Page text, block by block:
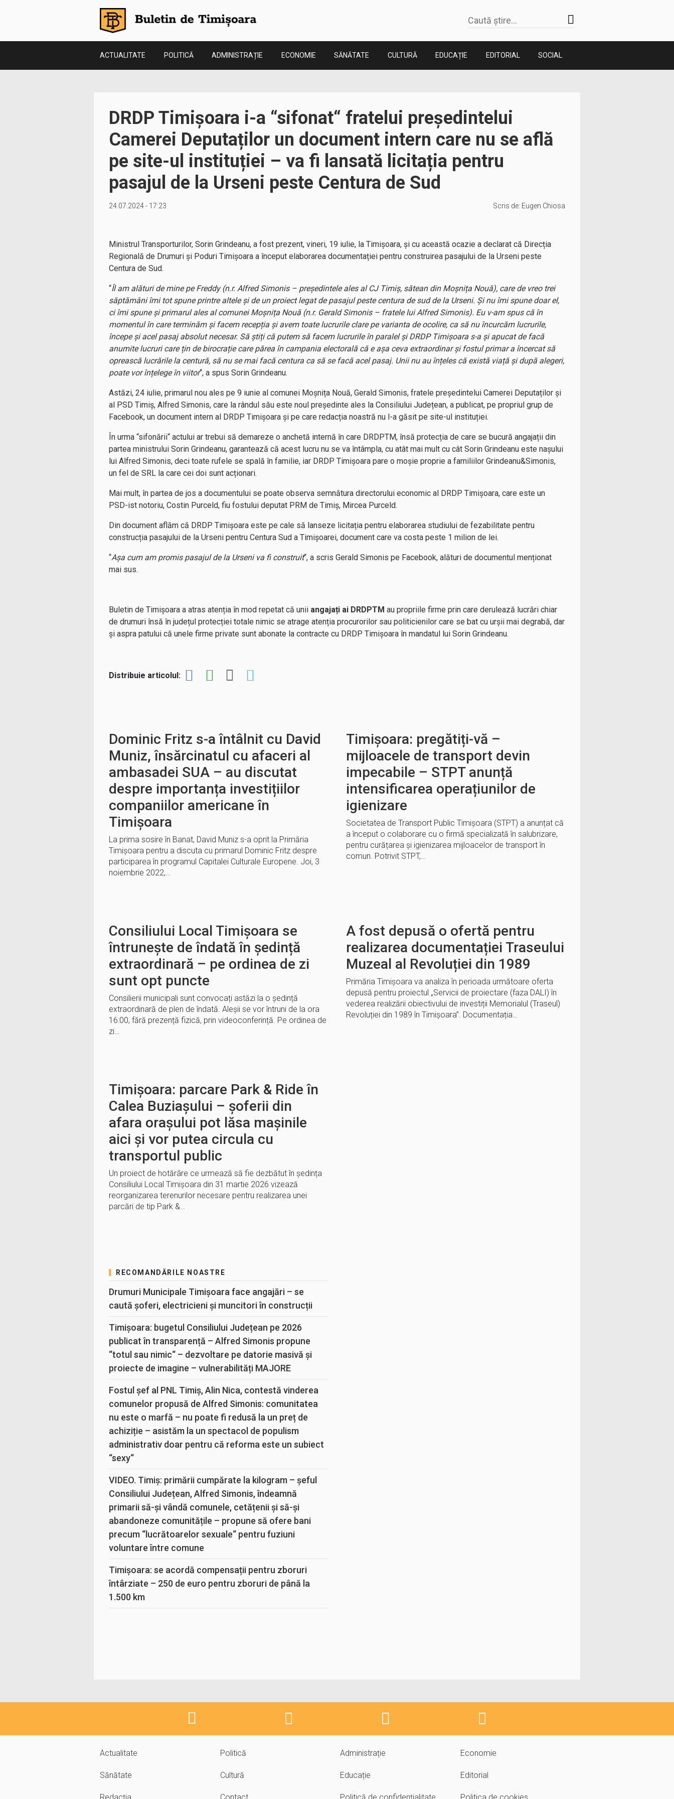
ACTUALITATE POLITICĂ ADMINISTRAȚIE ECONOMIE SĂNĂTATE CULTURĂ EDUCAȚIE EDITORIAL SOCIAL
DRDP Timișoara i-a “sifonat“ fratelui președintelui
Camerei Deputaților un document intern care nu se află
pe site-ul instituției – va fi lansată licitația pentru
pasajul de la Urseni peste Centura de Sud
24.07.2024 - 17:23 Scris de: Eugen Chiosa
Ministrul Transporturilor, Sorin Grindeanu, a fost prezent, vineri, 19 iulie, la Timișoara, și cu această ocazie a declarat că Direcția
Regională de Drumuri și Poduri Timișoara a început elaborarea documentației pentru construirea pasajului de la Urseni peste
Centura de Sud.
“Îl am alături de mine pe Freddy (n.r. Alfred Simonis – președintele ales al CJ Timiș, sătean din Moșnița Nouă), care de vreo trei
săptămâni îmi tot spune printre altele și de un proiect legat de pasajul peste centura de sud de la Urseni. Și nu îmi spune doar el,
ci îmi spune și primarul ales al comunei Moșnița Nouă (n.r. Gerald Simonis – fratele lui Alfred Simonis). Eu v-am spus că în
momentul în care terminăm și facem recepția și avem toate lucrurile clare pe varianta de ocolire, ca să nu încurcăm lucrurile,
începe și acel pasaj absolut necesar. Să știți că putem să facem lucrurile în paralel și DRDP Timișoara s-a și apucat de facă
anumite lucruri care țin de birocrație care părea în campania electorală că e așa ceva extraordinar și fostul primar a încercat să
oprească lucrările la centură, să nu se mai facă centura ca să se facă acel pasaj. Unii nu au înțeles că există viață și după alegeri,
poate vor înțelege în viitor“, a spus Sorin Grindeanu.
Astăzi, 24 iulie, primarul nou ales pe 9 iunie al comunei Moșnița Nouă, Gerald Simonis, fratele președintelui Camerei Deputaților și
al PSD Timiș, Alfred Simonis, care la rândul său este noul președinte ales la Consiliului Județean, a publicat, pe propriul grup de
Facebook, un document intern al DRDP Timișoara și pe care redacția noastră nu l-a găsit pe site-ul instituției.
În urma “sifonării“ actului ar trebui să demareze o anchetă internă în care DRDPTM, însă protecția de care se bucură angajații din
partea ministrului Sorin Grindeanu, garantează că acest lucru nu se va întâmpla, cu atât mai mult cu cât Sorin Grindeanu este nașului
lui Alfred Simonis, deci toate rufele se spală în familie, iar DRDP Timișoara pare o moșie proprie a familiilor Grindeanu&Simonis,
un fel de SRL la care cei doi sunt acționari.
Mai mult, în partea de jos a documentului se poate observa semnătura directorului economic al DRDP Timișoara, care este un
PSD-ist notoriu, Costin Purceld, fiu fostului deputat PRM de Timiș, Mircea Purceld.
Din document aflăm că DRDP Timișoara este pe cale să lanseze licitația pentru elaborarea studiului de fezabilitate pentru
construcția pasajului de la Urseni pentru Centura Sud a Timișoarei, document care va costa peste 1 milion de lei.
“Așa cum am promis pasajul de la Urseni va fi construit“, a scris Gerald Simonis pe Facebook, alături de documentul menționat
mai sus.
Buletin de Timișoara a atras atenția în mod repetat că unii angajați ai DRDPTM au propriile firme prin care derulează lucrări chiar
de drumuri însă în județul protecției totale nimic se atrage atenția procurorilor sau politicienilor care se bat cu urșii mai degrabă, dar
și aspra patului că unele firme private sunt abonate la contracte cu DRDP Timișoara în mandatul lui Sorin Grindeanu.
Distribuie articolul:
Dominic Fritz s-a întâlnit cu David
Muniz, însărcinatul cu afaceri al
ambasadei SUA – au discutat
despre importanța investițiilor
companiilor americane în
Timișoara
La prima sosire în Banat, David Muniz s-a oprit la Primăria
Timișoara pentru a discuta cu primarul Dominic Fritz despre
participarea în programul Capitalei Culturale Europene. Joi, 3
noiembrie 2022,…
Timișoara: pregătiți-vă –
mijloacele de transport devin
impecabile – STPT anunță
intensificarea operațiunilor de
igienizare
Societatea de Transport Public Timișoara (STPT) a anunțat că
a început o colaborare cu o firmă specializată în salubrizare,
pentru curățarea și igienizarea mijloacelor de transport în
comun. Potrivit STPT,…
Consiliului Local Timișoara se
întrunește de îndată în ședință
extraordinară – pe ordinea de zi
sunt opt puncte
Consilierii municipali sunt convocați astăzi la o ședință
extraordinară de plen de îndată. Aleșii se vor întruni de la ora
16:00, fără prezență fizică, prin videoconferință. Pe ordinea de
zi…
A fost depusă o ofertă pentru
realizarea documentației Traseului
Muzeal al Revoluției din 1989
Primăria Timișoara va analiza în perioada următoare oferta
depusă pentru proiectul „Servicii de proiectare (faza DALI) în
vederea realizării obiectivului de investiții Memorialul (Traseul)
Revoluției din 1989 în Timișoara”. Documentația…
Timișoara: parcare Park & Ride în
Calea Buziașului – șoferii din
afara orașului pot lăsa mașinile
aici și vor putea circula cu
transportul public
Un proiect de hotărâre ce urmează să fie dezbătut în ședința
Consiliului Local Timișoara din 31 martie 2026 vizează
reorganizarea terenurilor necesare pentru realizarea unei
parcări de tip Park &…
RECOMANDĂRILE NOASTRE
Drumuri Municipale Timișoara face angajări – se
caută șoferi, electricieni și muncitori în construcții
Timișoara: bugetul Consiliului Județean pe 2026
publicat în transparență – Alfred Simonis propune
“totul sau nimic“ – dezvoltare pe datorie masivă și
proiecte de imagine – vulnerabilități MAJORE
Fostul șef al PNL Timiș, Alin Nica, contestă vinderea
comunelor propusă de Alfred Simonis: comunitatea
nu este o marfă – nu poate fi redusă la un preț de
achiziție – asistăm la un spectacol de populism
administrativ doar pentru că reforma este un subiect
“sexy“
VIDEO. Timiș: primării cumpărate la kilogram – șeful
Consiliului Județean, Alfred Simonis, îndeamnă
primarii să-și vândă comunele, cetățenii și să-și
abandoneze comunitățile – propune să ofere bani
precum “lucrătoarelor sexuale“ pentru fuziuni
voluntare între comune
Timișoara: se acordă compensații pentru zboruri
întârziate – 250 de euro pentru zboruri de până la
1.500 km
Actualitate Politică Administrație Economie
Sănătate Cultură Educație Editorial